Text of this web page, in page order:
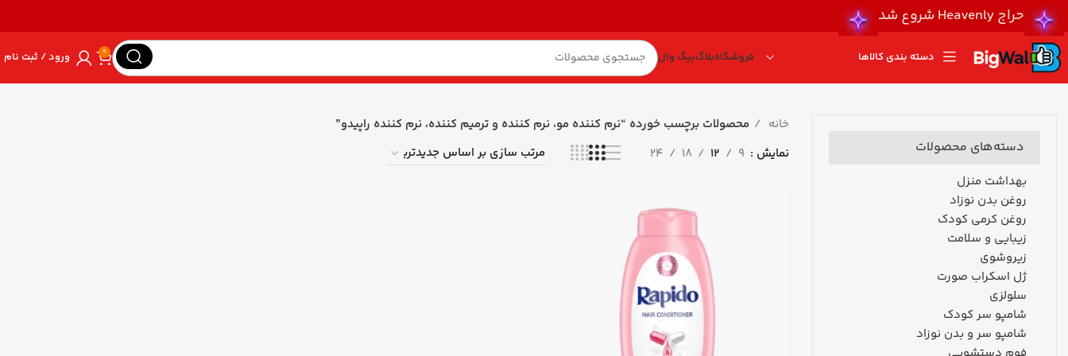
حراج Heavenly شروع شد
دسته بندی کالاها فروشگاهبلاگبیگ وال 0 ورود / ثبت نام
دسته‌های محصولات
بهداشت منزل
روغن بدن نوزاد
روغن کرمی کودک
زیبایی و سلامت
زیروشوی
ژل اسکراب صورت
سلولزی
شامپو سر کودک
شامپو سر و بدن نوزاد
خانه
محصولات برچسب خورده “نرم کننده مو، نرم کننده و ترمیم کننده، نرم کننده راپیدو”
نمایش
9
12
18
24